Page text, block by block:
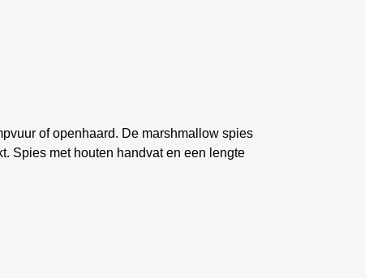
of openhaard. De marshmallow spies
Spies met houten handvat en een lengte